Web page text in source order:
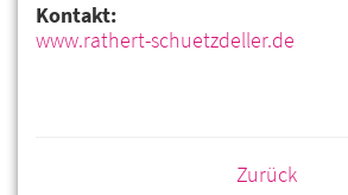
Kontakt:
www.rathert-schuetzdeller.de
Zurück